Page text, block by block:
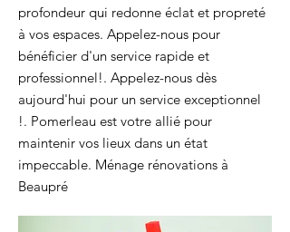
profondeur qui redonne éclat et propreté
à vos espaces. Appelez-nous pour
bénéficier d'un service rapide et
professionnel!. Appelez-nous dès
aujourd'hui pour un service exceptionnel
!. Pomerleau est votre allié pour
maintenir vos lieux dans un état
impeccable. Ménage rénovations à
Beaupré